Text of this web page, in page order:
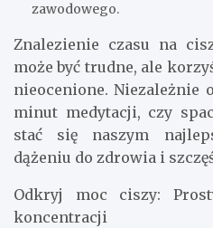
zawodowego.
Znalezienie czasu na
może być trudne, ale
nieocenione. Niezależnie
minut medytacji, czy
stać się naszym
dążeniu do zdrowia i
Odkryj moc ciszy:
koncentracji